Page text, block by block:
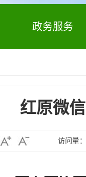
政务服务
红原微信
访问量：